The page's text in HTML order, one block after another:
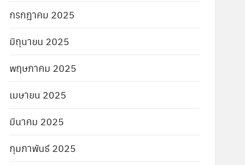
กรกฎาคม 2025
มิถุนายน 2025
พฤษภาคม 2025
เมษายน 2025
มีนาคม 2025
กุมภาพันธ์ 2025